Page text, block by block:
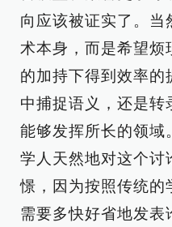
向应该被证实了。当
术本身，而是希望烦
的加持下得到效率的
中捕捉语义，还是转
能够发挥所长的领域
学人天然地对这个讨
憬，因为按照传统的
需要多快好省地发表